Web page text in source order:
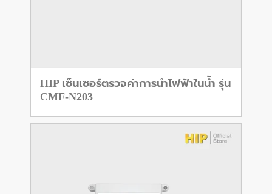
HIP เซ็นเซอร์ตรวจค่าการนำไฟฟ้าในน้ำ รุ่น
CMF-N203